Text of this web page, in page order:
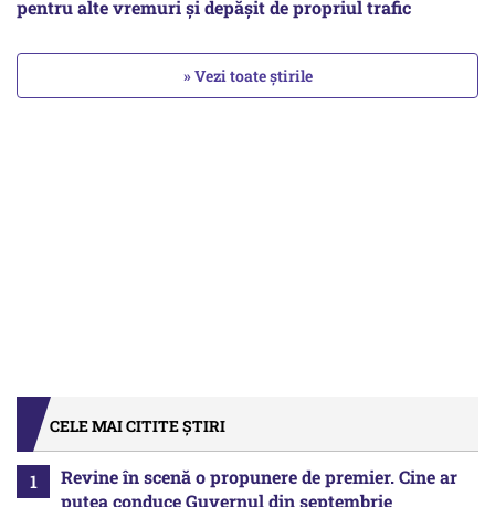
pentru alte vremuri și depășit de propriul trafic
» Vezi toate știrile
CELE MAI CITITE ȘTIRI
Revine în scenă o propunere de premier. Cine ar
putea conduce Guvernul din septembrie